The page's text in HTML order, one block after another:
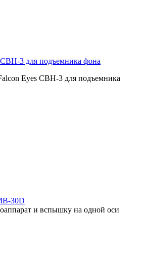
3 для подъемника фона
Eyes CBH-3 для подъемника
30D
и вспышку на одной оси